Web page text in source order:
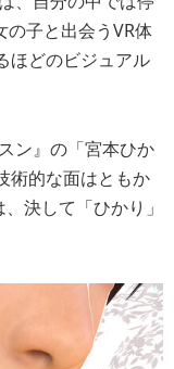
子と出会うVR体
ほどのビジュアル
ン』の「宮本ひか
術的な面はともか
決して「ひかり」